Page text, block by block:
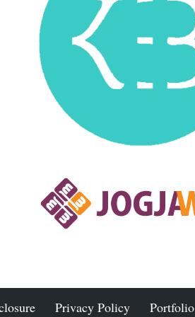
Privacy Policy Portfolio